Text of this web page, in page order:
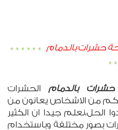
حشرات بالدمام
بالدمامالحشرات
من الاشخاص يعانون من
جيدا ان الكثير
بصور مختلفة وباستخدام